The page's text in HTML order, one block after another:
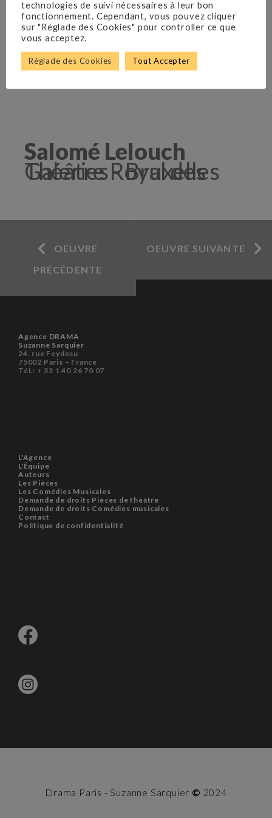
Salomé Lelouch
Théâtre Royal des Galeries - Bruxelles
OEUVRE
PRÉCÉDENTE
OEUVRE SUIVANTE
Agence DRAMA
Suzanne Sarquier
24, rue Feydeau
75002 Paris – France
Tél.: + 33 1 40 26 70 07
L'Agence
L'Équipe
Auteurs
Les Pièces
Les Comédies Musicales
Demande de droits Pièces de théâtre
Demande de droits Comédies musicales
Contact
Politique de confidentialité
Drama Paris - Suzanne Sarquier © 2024
technologies de suivi nécessaires à leur bon
fonctionnement. Cependant, vous pouvez cliquer
sur "Réglade des Cookies" pour controller ce que
vous acceptez.
Réglade des Cookies Tout Accepter